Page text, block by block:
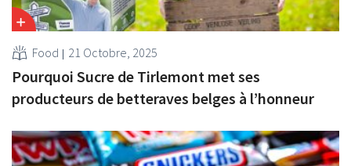
Food 21 Octobre, 2025
Pourquoi Sucre de Tirlemont met ses
producteurs de betteraves belges à l’honneur